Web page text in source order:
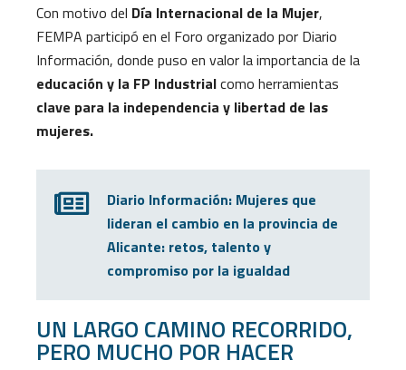
Con motivo del Día Internacional de la Mujer,
FEMPA participó en el Foro organizado por Diario
Información, donde puso en valor la importancia de la
educación y la FP Industrialcomo herramientas
clave para la independencia y libertad de las
mujeres.
Diario Información: Mujeres que
lideran el cambio en la provincia de
Alicante: retos, talento y
compromiso por la igualdad
UN LARGO CAMINO RECORRIDO,
PERO MUCHO POR HACER